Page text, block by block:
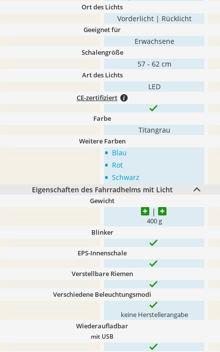
Ort des Lichts
Vorderlicht | Rücklicht
Geeignet für
Erwachsene
Schalengröße
57 - 62 cm
Art des Lichts
LED
CE-zertifiziert
Farbe
Titangrau
Weitere Farben
• Blau
• Rot
• Schwarz
Eigenschaften des Fahrradhelms mit Licht
Gewicht
400 g
Blinker
EPS-Innenschale
Verstellbare Riemen
Verschiedene Beleuchtungsmodi
keine Herstellerangabe
Wiederaufladbar
mit USB